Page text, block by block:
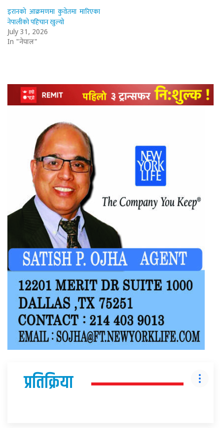
इरानको आक्रमणमा कुवेतमा मारिएका
नेपालीको पहिचान खुल्यो
July 31, 2026
In "नेपाल"
प्रतिक्रिया